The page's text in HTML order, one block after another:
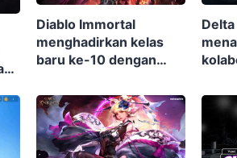
Diablo Immortal
menghadirkan kelas
baru ke-10 dengan